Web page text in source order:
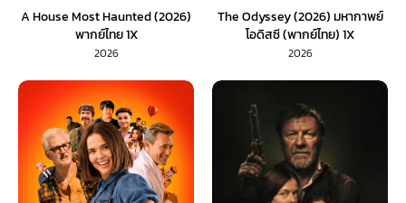
A House Most Haunted (2026)
พากย์ไทย 1X
2026
The Odyssey (2026) มหากาพย์
โอดิสซี (พากย์ไทย) 1X
2026